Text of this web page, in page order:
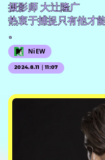
摄影师 大辻隆广
热衷于捕捉只有他才
。
NiEW
2024.8.11｜11:07